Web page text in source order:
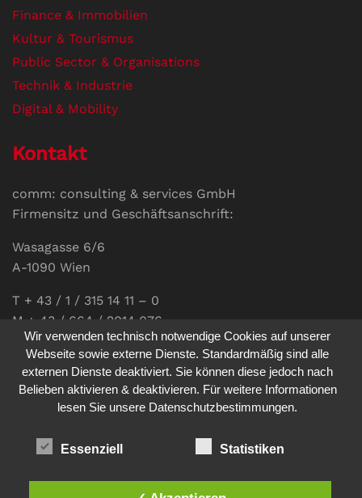
Finance & Immobilien
Kultur & Tourismus
Public Sector & Organisations
Technik & Industrie
Digital & Mobility
Kontakt
comm: consulting & services GmbH
Firmensitz und Geschäftsanschrift:
Wasagasse 6/6
A-1090 Wien
T + 43 / 1 / 315 14 11 – 0
M + 43 / 664 / 2014 076
E-Mail:office@communications.co.at
Homepage:www.communications.co.at
UID: ATU 811 196 56
Sabine Pöhacker MSc.
Wir verwenden technisch notwendige Cookies auf unserer
Webseite sowie externe Dienste. Standardmäßig sind alle
externen Dienste deaktiviert. Sie können diese jedoch nach
Belieben aktivieren & deaktivieren. Für weitere Informationen
lesen Sie unsere Datenschutzbestimmungen.
Essenziell Statistiken